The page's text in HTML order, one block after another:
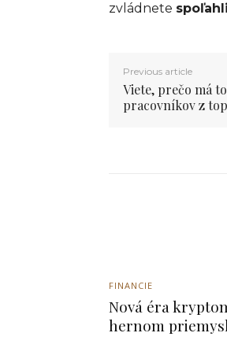
zvládnete
Previous article
Viete, prečo má
pracovníkov z
FINANCIE
Nová éra
hernom